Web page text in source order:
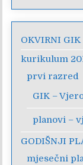
OKVIRNI GIK
kurikulum
prvi razred
GIK –
planovi –
GODIŠNJI
mjesečni